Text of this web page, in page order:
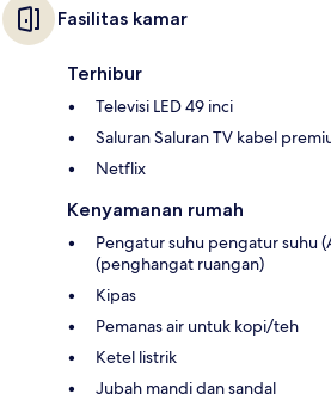
Fasilitas kamar
Terhibur
Televisi LED 49 inci
Saluran Saluran TV kabel
Netflix
Kenyamanan rumah
Pengatur suhu pengatur suhu
(penghangat ruangan)
Kipas
Pemanas air untuk kopi/teh
Ketel listrik
Jubah mandi dan sandal